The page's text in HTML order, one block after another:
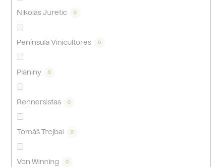
Nikolas Juretic 0
Península Vinicultores 0
Planiny 0
Rennersistas 0
Tomáš Trejbal 0
Von Winning 0